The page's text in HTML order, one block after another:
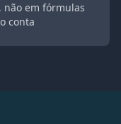
não em fórmulas
conta